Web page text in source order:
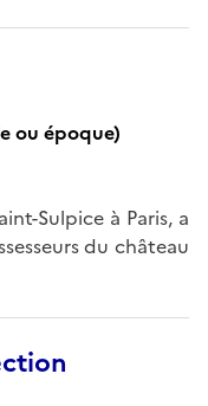
ou époque)
Sulpice à Paris, a
du château